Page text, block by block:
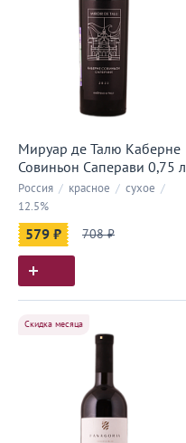
Мируар де Талю Каберне
Совиньон Саперави 0,75 л
Россия / красное / сухое /
12.5%
579 ₽ 708 ₽
Скидка месяца